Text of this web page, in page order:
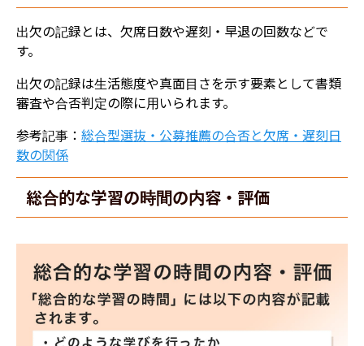
出欠の記録とは、欠席日数や遅刻・早退の回数などで
す。
出欠の記録は生活態度や真面目さを示す要素として書類
審査や合否判定の際に用いられます。
参考記事： 総合型選抜・公募推薦の合否と欠席・遅刻日
数の関係
総合的な学習の時間の内容・評価